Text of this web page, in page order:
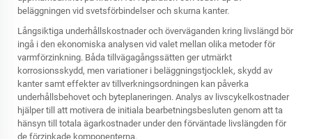
beläggningen vid svetsförbindelser och skurna kanter.
Långsiktiga underhållskostnader och överväganden kring livslängd bör
ingå i den ekonomiska analysen vid valet mellan olika metoder för
varmförzinkning. Båda tillvägagångssätten ger utmärkt
korrosionsskydd, men variationer i beläggningstjocklek, skydd av
kanter samt effekter av tillverkningsordningen kan påverka
underhållsbehovet och byteplaneringen. Analys av livscykelkostnader
hjälper till att motivera de initiala bearbetningsbesluten genom att ta
hänsyn till totala ägarkostnader under den förväntade livslängden för
de förzinkade komponenterna.